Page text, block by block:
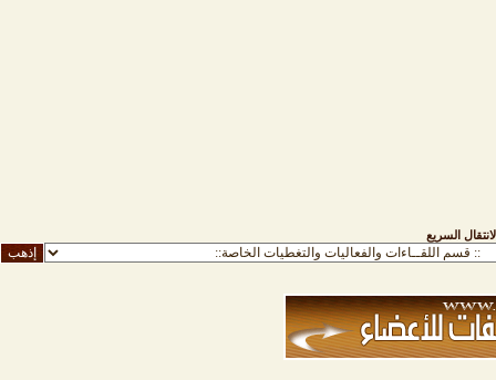
السريع